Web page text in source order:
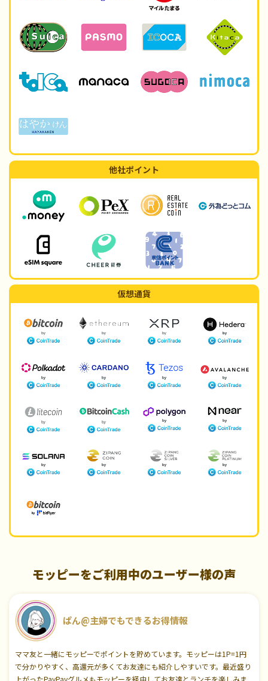
他社ポイント
仮想通貨
モッピーをご利用中のユーザー様の声
ぱん@主婦でもできるお得情報
ママ友と一緒にモッピーでポイントを貯めています。モッピーは1P=1円
で分かりやすく、高還元が多くてお友達にも紹介しやすいです。最近盛り